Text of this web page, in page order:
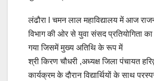
लंढौरा l चमन लाल महाविद्यालय में आज
विभाग की ओर से युवा संसद प्रतियोगिता
गया जिसमें मुख्य अतिथि के रूप में
श्री किरण चौधरी ,अध्यक्ष जिला पंचायत
कार्यक्रम के दौरान विद्यार्थियों के साथ